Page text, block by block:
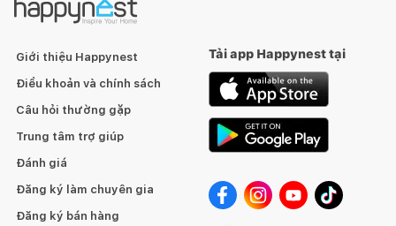
Giới thiệu Happynest
Điều khoản và chính sách
Câu hỏi thường gặp
Trung tâm trợ giúp
Đánh giá
Đăng ký làm chuyên gia
Đăng ký bán hàng
Tải app Happynest tại